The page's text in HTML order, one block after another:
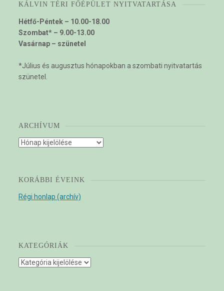
KÁLVIN TÉRI FŐÉPÜLET NYITVATARTÁSA
Hétfő-Péntek – 10.00-18.00
Szombat* – 9.00-13.00
Vasárnap – szünetel
*Július és augusztus hónapokban a szombati nyitvatartás
szünetel.
ARCHÍVUM
Archívum
KORÁBBI ÉVEINK
Régi honlap (archív)
KATEGÓRIÁK
Kategóriák